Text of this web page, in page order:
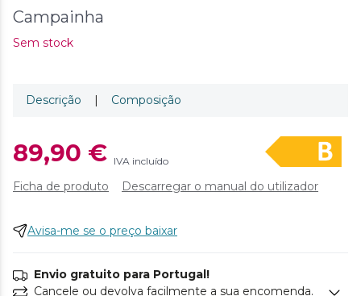
Campainha
Sem stock
Descrição | Composição
89,90 € IVA incluído
Ficha de produto Descarregar o manual do utilizador
Avisa-me se o preço baixar
Envio gratuito para Portugal!
Cancele ou devolva facilmente a sua encomenda.